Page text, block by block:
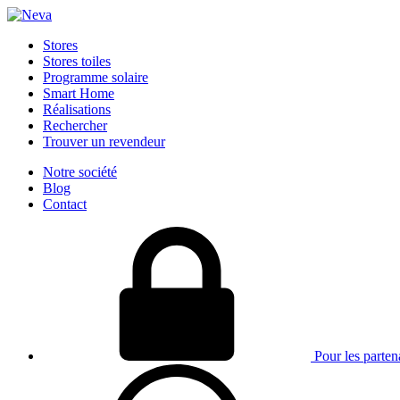
Stores
Stores toiles
Programme solaire
Smart Home
Réalisations
Rechercher
Trouver un revendeur
Notre société
Blog
Contact
Pour les